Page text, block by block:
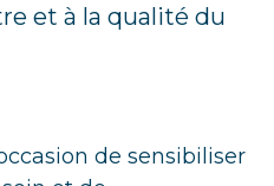
et à la qualité du
de sensibiliser